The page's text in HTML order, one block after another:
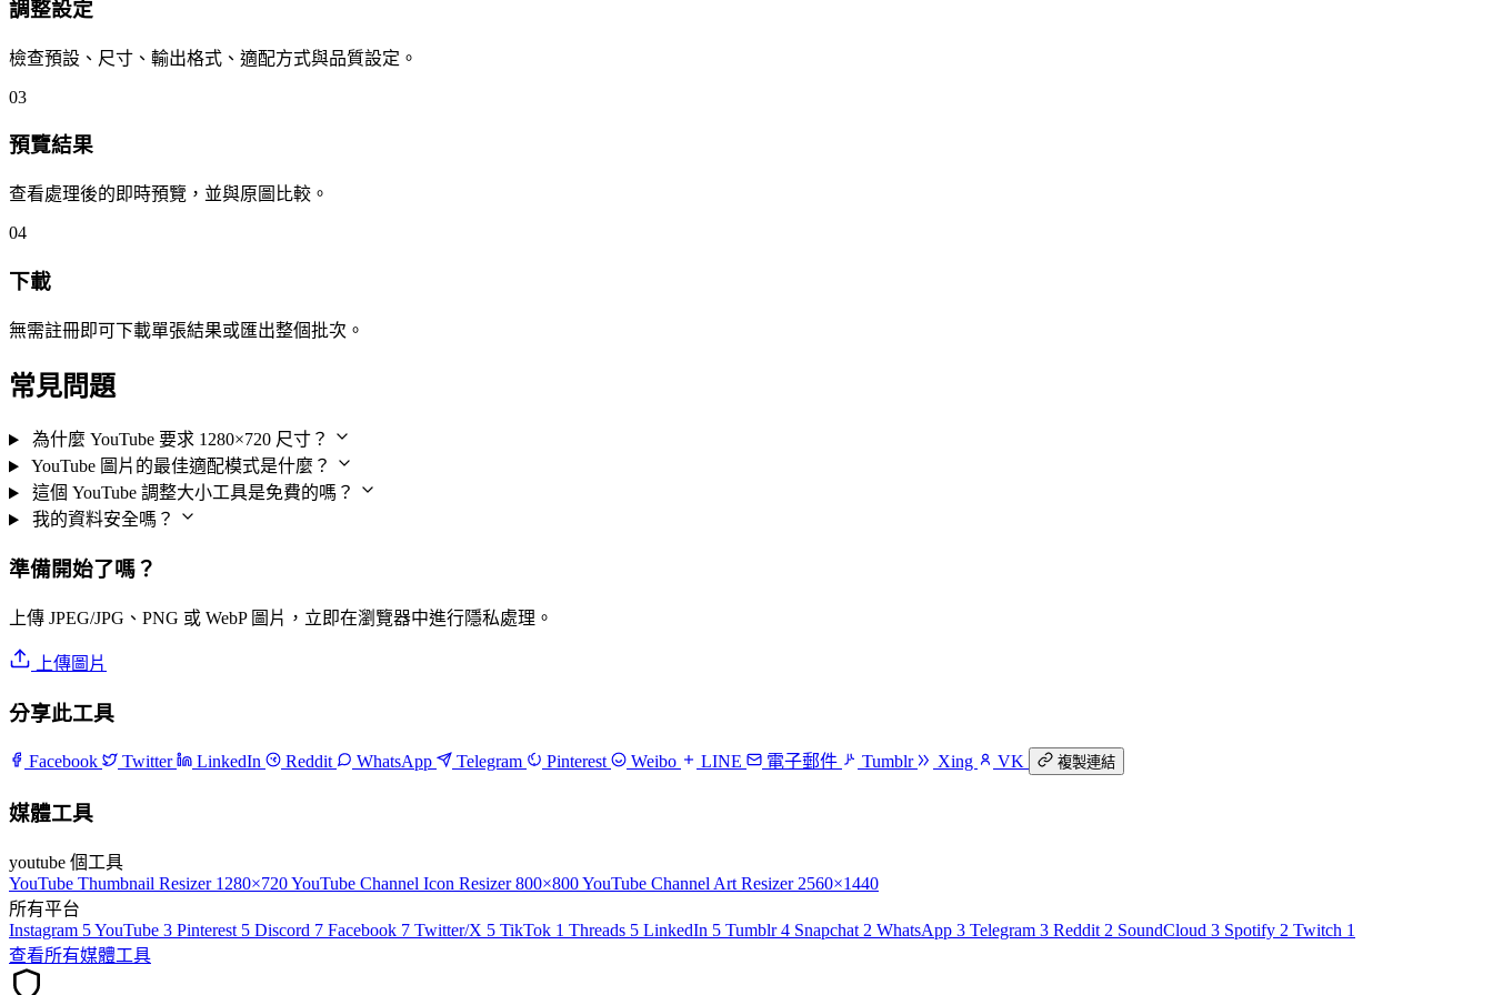
調整設定
檢查預設、尺寸、輸出格式、適配方式與品質設定。
03
預覽結果
查看處理後的即時預覽，並與原圖比較。
04
下載
無需註冊即可下載單張結果或匯出整個批次。
常見問題
為什麼 YouTube 要求 1280×720 尺寸？
YouTube 圖片的最佳適配模式是什麼？
這個 YouTube 調整大小工具是免費的嗎？
我的資料安全嗎？
準備開始了嗎？
上傳 JPEG/JPG、PNG 或 WebP 圖片，立即在瀏覽器中進行隱私處理。
上傳圖片
分享此工具
Facebook Twitter LinkedIn Reddit WhatsApp Telegram Pinterest Weibo LINE 電子郵件 Tumblr Xing VK 複製連結
媒體工具
youtube 個工具
YouTube Thumbnail Resizer 1280×720YouTube Channel Icon Resizer 800×800YouTube Channel Art Resizer 2560×1440
所有平台
Instagram 5YouTube 3 Pinterest 5 Discord 7 Facebook 7 Twitter/X 5 TikTok 1 Threads 5 LinkedIn 5 Tumblr 4 Snapchat 2 WhatsApp 3 Telegram 3 Reddit 2 SoundCloud 3 Spotify 2 Twitch 1
查看所有媒體工具